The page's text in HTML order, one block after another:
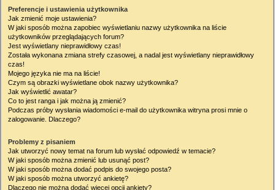
Preferencje i ustawienia użytkownika
Jak zmienić moje ustawienia?
W jaki sposób można zapobiec wyświetlaniu nazwy użytkownika na liście
użytkowników przeglądających forum?
Jest wyświetlany nieprawidłowy czas!
Została wykonana zmiana strefy czasowej, a nadal jest wyświetlany nieprawidłowy
czas!
Mojego języka nie ma na liście!
Czym są obrazki wyświetlane obok nazwy użytkownika?
Jak wyświetlić awatar?
Co to jest ranga i jak można ją zmienić?
Podczas próby wysłania wiadomości e-mail do użytkownika witryna prosi mnie o
zalogowanie. Dlaczego?
Problemy z pisaniem
Jak utworzyć nowy temat na forum lub wysłać odpowiedź w temacie?
W jaki sposób można zmienić lub usunąć post?
W jaki sposób można dodać podpis do swojego posta?
W jaki sposób można utworzyć ankietę?
Dlaczego nie można dodać więcej opcji ankiety?